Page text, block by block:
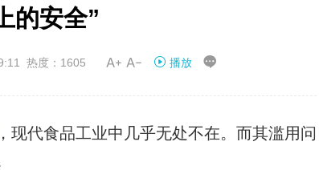
的安全”
热度：1605  播放 
，现代食品工业中几乎无处不在。而其滥用问